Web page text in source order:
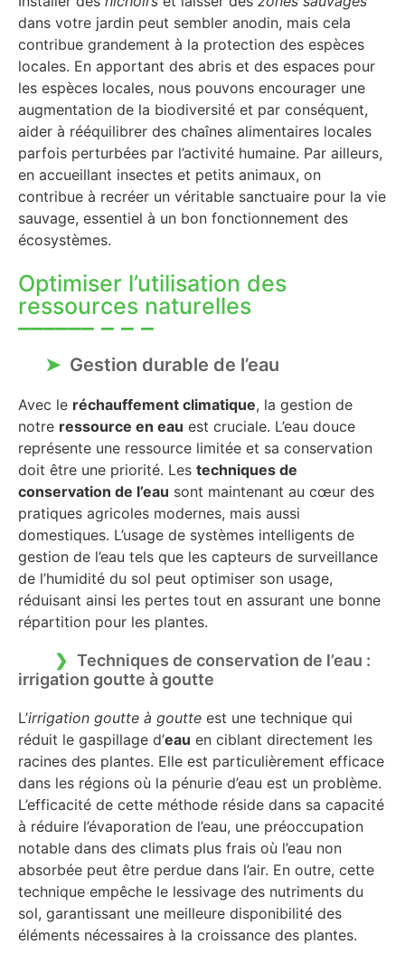
dans votre jardin peut sembler anodin, mais cela
contribue grandement à la protection des espèces
locales. En apportant des abris et des espaces pour
les espèces locales, nous pouvons encourager une
augmentation de la biodiversité et par conséquent,
aider à rééquilibrer des chaînes alimentaires locales
parfois perturbées par l’activité humaine. Par ailleurs,
en accueillant insectes et petits animaux, on
contribue à recréer un véritable sanctuaire pour la vie
sauvage, essentiel à un bon fonctionnement des
écosystèmes.
Optimiser l’utilisation des
ressources naturelles
Gestion durable de l’eau
Avec le réchauffement climatique, la gestion de
notre ressource en eau est cruciale. L’eau douce
représente une ressource limitée et sa conservation
doit être une priorité. Les techniques de
conservation de l’eau sont maintenant au cœur des
pratiques agricoles modernes, mais aussi
domestiques. L’usage de systèmes intelligents de
gestion de l’eau tels que les capteurs de surveillance
de l’humidité du sol peut optimiser son usage,
réduisant ainsi les pertes tout en assurant une bonne
répartition pour les plantes.
Techniques de conservation de l’eau :
irrigation goutte à goutte
L’irrigation goutte à goutte est une technique qui
réduit le gaspillage d’eau en ciblant directement les
racines des plantes. Elle est particulièrement efficace
dans les régions où la pénurie d’eau est un problème.
L’efficacité de cette méthode réside dans sa capacité
à réduire l’évaporation de l’eau, une préoccupation
notable dans des climats plus frais où l’eau non
absorbée peut être perdue dans l’air. En outre, cette
technique empêche le lessivage des nutriments du
sol, garantissant une meilleure disponibilité des
éléments nécessaires à la croissance des plantes.